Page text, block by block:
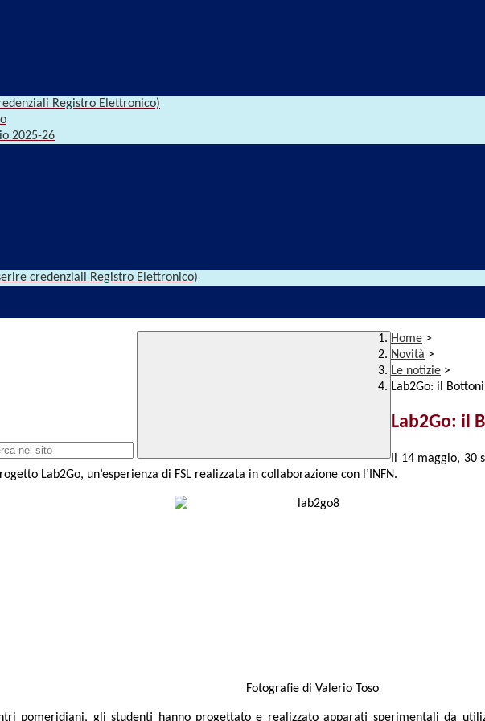
Registro Elettronico)
2025-26
credenziali Registro Elettronico)
Home >
Novità >
Le notizie >
Lab2Go: il
Lab2Go: il
Il 14 maggio, 30
Lab2Go, un’esperienza di FSL realizzata in collaborazione con l’INFN.
Fotografie di Valerio Toso
pomeridiani, gli studenti hanno progettato e realizzato apparati sperimentali da